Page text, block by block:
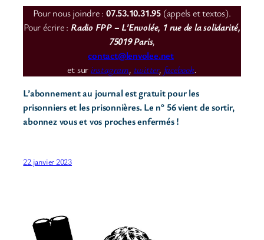
Pour nous joindre : 07.53.10.31.95 (appels et textos).
Pour écrire : Radio FPP – L’Envolée, 1 rue de la solidarité,
75019 Paris,
contact@lenvolee.net
et sur instagram, twitter, facebook.
L’abonnement au journal est gratuit pour les
prisonniers et les prisonnières. Le n° 56 vient de sortir,
abonnez vous et vos proches enfermés !
22 janvier 2023